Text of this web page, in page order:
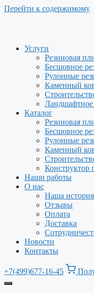
Перейти к содержимому
Услуги
Резиновая
Бесшовное
Рулонные
Каменный
Ландшафтное
Каталог
Резиновая
Бесшовное
Рулонные
Каменный
Конструктор
Наши работы
О нас
Наша
Отзывы
Оплата
Доставка
Новости
Контакты
+7(499)677-16-45